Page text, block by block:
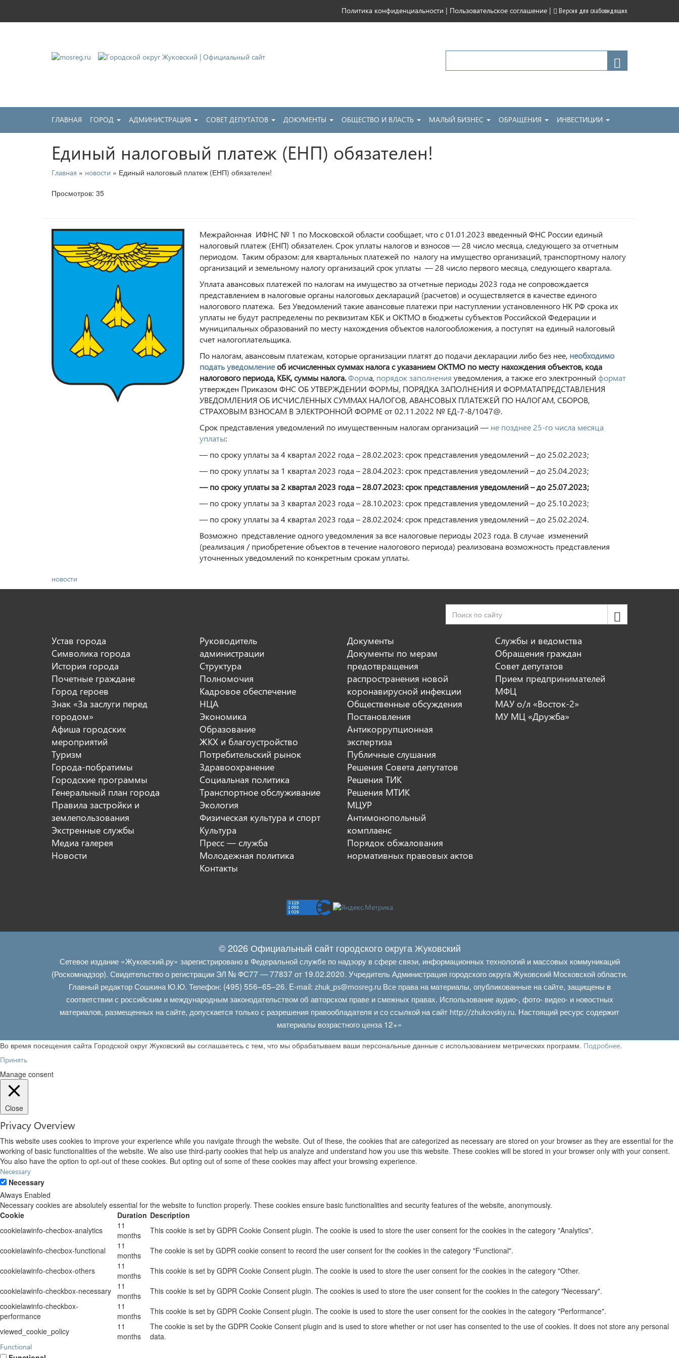
Политика конфиденциальности | Пользовательское соглашение | Версия для слабовидящих
ГЛАВНАЯ ГОРОД АДМИНИСТРАЦИЯ СОВЕТ ДЕПУТАТОВ ДОКУМЕНТЫ ОБЩЕСТВО И ВЛАСТЬ МАЛЫЙ БИЗНЕС ОБРАЩЕНИЯ ИНВЕСТИЦИИ
Единый налоговый платеж (ЕНП) обязателен!
Главная » новости » Единый налоговый платеж (ЕНП) обязателен!
Просмотров: 35
Межрайонная ИФНС № 1 по Московской области сообщает, что с 01.01.2023 введенный ФНС России единый
налоговый платеж (ЕНП) обязателен. Срок уплаты налогов и взносов — 28 число месяца, следующего за отчетным
периодом. Таким образом: для квартальных платежей по налогу на имущество организаций, транспортному налогу
организаций и земельному налогу организаций срок уплаты — 28 число первого месяца, следующего квартала.
Уплата авансовых платежей по налогам на имущество за отчетные периоды 2023 года не сопровождается
представлением в налоговые органы налоговых деклараций (расчетов) и осуществляется в качестве единого
налогового платежа. Без Уведомлений такие авансовые платежи при наступлении установленного НК РФ срока их
уплаты не будут распределены по реквизитам КБК и ОКТМО в бюджеты субъектов Российской Федерации и
муниципальных образований по месту нахождения объектов налогообложения, а поступят на единый налоговый
счет налогоплательщика.
По налогам, авансовым платежам, которые организации платят до подачи декларации либо без нее, необходимо
подать уведомлениеоб исчисленных суммах налога с указанием ОКТМО по месту нахождения объектов, кода
налогового периода, КБК, суммы налога.Форма, порядок заполнения уведомления, а также его электронный формат
утвержден Приказом ФНС ОБ УТВЕРЖДЕНИИ ФОРМЫ, ПОРЯДКА ЗАПОЛНЕНИЯ И ФОРМАТАПРЕДСТАВЛЕНИЯ
УВЕДОМЛЕНИЯ ОБ ИСЧИСЛЕННЫХ СУММАХ НАЛОГОВ, АВАНСОВЫХ ПЛАТЕЖЕЙ ПО НАЛОГАМ, СБОРОВ,
СТРАХОВЫМ ВЗНОСАМ В ЭЛЕКТРОННОЙ ФОРМЕ от 02.11.2022 № ЕД-7-8/1047@.
Срок представления уведомлений по имущественным налогам организаций — не позднее 25-го числа месяца
уплаты:
— по сроку уплаты за 4 квартал 2022 года – 28.02.2023: срок представления уведомлений – до 25.02.2023;
— по сроку уплаты за 1 квартал 2023 года – 28.04.2023: срок представления уведомлений – до 25.04.2023;
— по сроку уплаты за 2 квартал 2023 года – 28.07.2023: срок представления уведомлений – до 25.07.2023;
— по сроку уплаты за 3 квартал 2023 года – 28.10.2023: срок представления уведомлений – до 25.10.2023;
— по сроку уплаты за 4 квартал 2023 года – 28.02.2024: срок представления уведомлений – до 25.02.2024.
Возможно представление одного уведомления за все налоговые периоды 2023 года. В случае изменений
(реализация / приобретение объектов в течение налогового периода) реализована возможность представления
уточненных уведомлений по конкретным срокам уплаты.
новости
Устав города
Символика города
История города
Почетные граждане
Город героев
Знак «За заслуги перед
городом»
Афиша городских
мероприятий
Туризм
Города-побратимы
Городские программы
Генеральный план города
Правила застройки и
землепользования
Экстренные службы
Медиа галерея
Новости
Руководитель
администрации
Структура
Полномочия
Кадровое обеспечение
НЦА
Экономика
Образование
ЖКХ и благоустройство
Потребительский рынок
Здравоохранение
Социальная политика
Транспортное обслуживание
Экология
Физическая культура и спорт
Культура
Пресс — служба
Молодежная политика
Контакты
Документы
Документы по мерам
предотвращения
распространения новой
коронавирусной инфекции
Общественные обсуждения
Постановления
Антикоррупционная
экспертиза
Публичные слушания
Решения Совета депутатов
Решения ТИК
Решения МТИК
МЦУР
Антимонопольный
комплаенс
Порядок обжалования
нормативных правовых актов
Службы и ведомства
Обращения граждан
Совет депутатов
Прием предпринимателей
МФЦ
МАУ о/л «Восток-2»
МУ МЦ «Дружба»
© 2026 Официальный сайт городского округа Жуковский
Сетевое издание «Жуковский.ру» зарегистрировано в Федеральной службе по надзору в сфере связи, информационных технологий и массовых коммуникаций
(Роскомнадзор). Свидетельство о регистрации ЭЛ № ФС77 — 77837 от 19.02.2020. Учредитель Администрация городского округа Жуковский Московской области.
Главный редактор Сошкина Ю.Ю. Телефон: (495) 556–65–26. E‑mail: zhuk_ps@mosreg.ruВсе права на материалы, опубликованные на сайте, защищены в
соответствии с российским и международным законодательством об авторском праве и смежных правах. Использование аудио-, фото- видео- и новостных
материалов, размещенных на сайте, допускается только с разрешения правообладателя и со ссылкой на сайт http://zhukovskiy.ru. Настоящий ресурс содержит
материалы возрастного ценза 12+»
Во время посещения сайта Городской округ Жуковский вы соглашаетесь с тем, что мы обрабатываем ваши персональные данные с использованием метрических программ. Подробнее.
Принять
Manage consent
Close
Privacy Overview
This website uses cookies to improve your experience while you navigate through the website. Out of these, the cookies that are categorized as necessary are stored on your browser as they are essential for the
working of basic functionalities of the website. We also use third-party cookies that help us analyze and understand how you use this website. These cookies will be stored in your browser only with your consent.
You also have the option to opt-out of these cookies. But opting out of some of these cookies may affect your browsing experience.
Necessary
Necessary
Always Enabled
Necessary cookies are absolutely essential for the website to function properly. These cookies ensure basic functionalities and security features of the website, anonymously.
Cookie
Duration Description
cookielawinfo-checbox-analytics
11
months
This cookie is set by GDPR Cookie Consent plugin. The cookie is used to store the user consent for the cookies in the category "Analytics".
cookielawinfo-checbox-functional
11
months
The cookie is set by GDPR cookie consent to record the user consent for the cookies in the category "Functional".
cookielawinfo-checbox-others
11
months
This cookie is set by GDPR Cookie Consent plugin. The cookie is used to store the user consent for the cookies in the category "Other.
cookielawinfo-checkbox-necessary
11
months
This cookie is set by GDPR Cookie Consent plugin. The cookies is used to store the user consent for the cookies in the category "Necessary".
cookielawinfo-checkbox-
performance
11
months
This cookie is set by GDPR Cookie Consent plugin. The cookie is used to store the user consent for the cookies in the category "Performance".
viewed_cookie_policy
11
months
The cookie is set by the GDPR Cookie Consent plugin and is used to store whether or not user has consented to the use of cookies. It does not store any personal
data.
Functional